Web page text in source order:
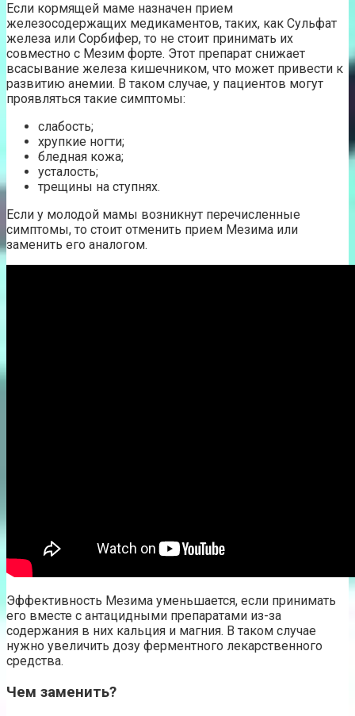
Если кормящей маме назначен прием
железосодержащих медикаментов, таких, как Сульфат
железа или Сорбифер, то не стоит принимать их
совместно с Мезим форте. Этот препарат снижает
всасывание железа кишечником, что может привести к
развитию анемии. В таком случае, у пациентов могут
проявляться такие симптомы:
слабость;
хрупкие ногти;
бледная кожа;
усталость;
трещины на ступнях.
Если у молодой мамы возникнут перечисленные
симптомы, то стоит отменить прием Мезима или
заменить его аналогом.
Эффективность Мезима уменьшается, если принимать
его вместе с антацидными препаратами из-за
содержания в них кальция и магния. В таком случае
нужно увеличить дозу ферментного лекарственного
средства.
Чем заменить?